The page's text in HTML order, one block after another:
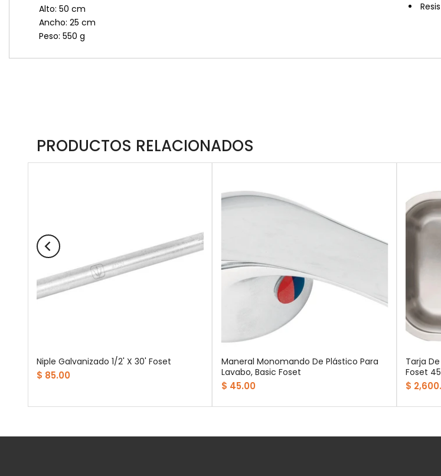
Alto: 50 cm
Ancho: 25 cm
Peso: 550 g
PRODUCTOS RELACIONADOS
Niple Galvanizado 1/2' X 30' Foset
$ 85.00
Maneral Monomando De Plástico Para
Lavabo, Basic Foset
$ 45.00
Tarja
Foset
$